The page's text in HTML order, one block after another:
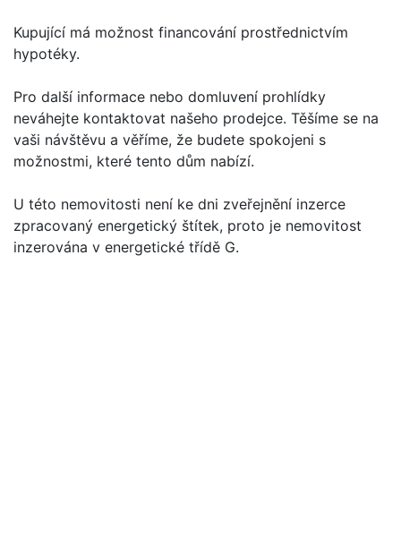
Kupující má možnost financování prostřednictvím
hypotéky.
Pro další informace nebo domluvení prohlídky
neváhejte kontaktovat našeho prodejce. Těšíme se na
vaši návštěvu a věříme, že budete spokojeni s
možnostmi, které tento dům nabízí.
U této nemovitosti není ke dni zveřejnění inzerce
zpracovaný energetický štítek, proto je nemovitost
inzerována v energetické třídě G.